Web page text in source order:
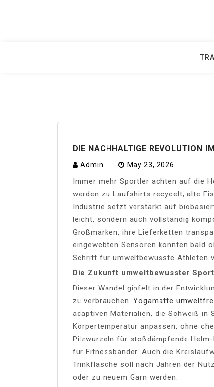
DIE NACHHALTIGE REVOLUTION
Admin May 23, 2026
Immer mehr Sportler achten auf die
werden zu Laufshirts recycelt, alte
Industrie setzt verstärkt auf
leicht, sondern auch vollständig
Großmarken, ihre Lieferketten
eingewebten Sensoren könnten bald
Schritt für umweltbewusste Athleten
Die Zukunft umweltbewusster
Dieser Wandel gipfelt in der
zu verbrauchen. Yogamatte
adaptiven Materialien, die Schweiß
Körpertemperatur anpassen, ohne
Pilzwurzeln für stoßdämpfende
für Fitnessbänder. Auch die
Trinkflasche soll nach Jahren der
oder zu neuem Garn werden.